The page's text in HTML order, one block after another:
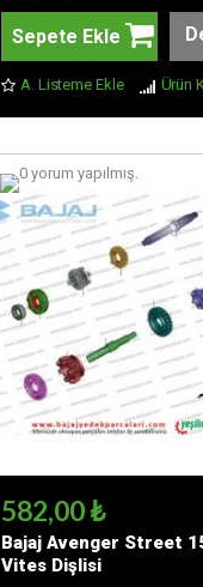
Sepete Ekle
A. Listeme Ekle Ürün
582,00 ₺
Bajaj Avenger Street
Vites Dişlisi